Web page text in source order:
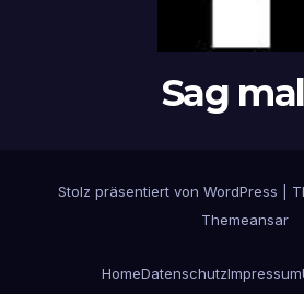
Sag
Stolz präsentiert von WordPress
Themeansar
HomeDatenschutzImpressum